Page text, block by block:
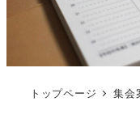
トップページ 集会